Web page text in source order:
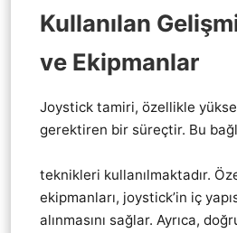
Kullanılan
ve Ekipmanlar
Joystick tamiri, özellikle
gerektiren bir süreçtir. Bu
teknikleri kullanılmaktadır.
ekipmanları, joystick’in iç
alınmasını sağlar. Ayrıca,